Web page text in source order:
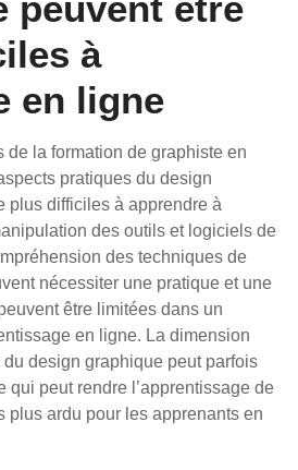
à
en ligne
de la formation de graphiste en
pratiques du design
plus difficiles à apprendre à
des outils et logiciels de
des techniques de
nécessiter une pratique et une
être limitées dans un
en ligne. La dimension
design graphique peut parfois
qui peut rendre l’apprentissage de
plus ardu pour les apprenants en